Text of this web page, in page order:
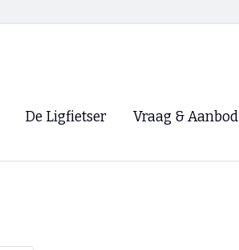
De Ligfietser Vraag & Aanbod